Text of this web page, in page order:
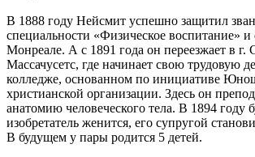
В 1888 году Нейсмит успешно защитил
специальности «Физическое воспитание» и
Монреале. А с 1891 года он переезжает в
Массачусетс, где начинает свою трудовую
колледже, основанном по инициативе
христианской организации. Здесь он
анатомию человеческого тела. В 1894 году
изобретатель женится, его супругой
В будущем у пары родится 5 детей.